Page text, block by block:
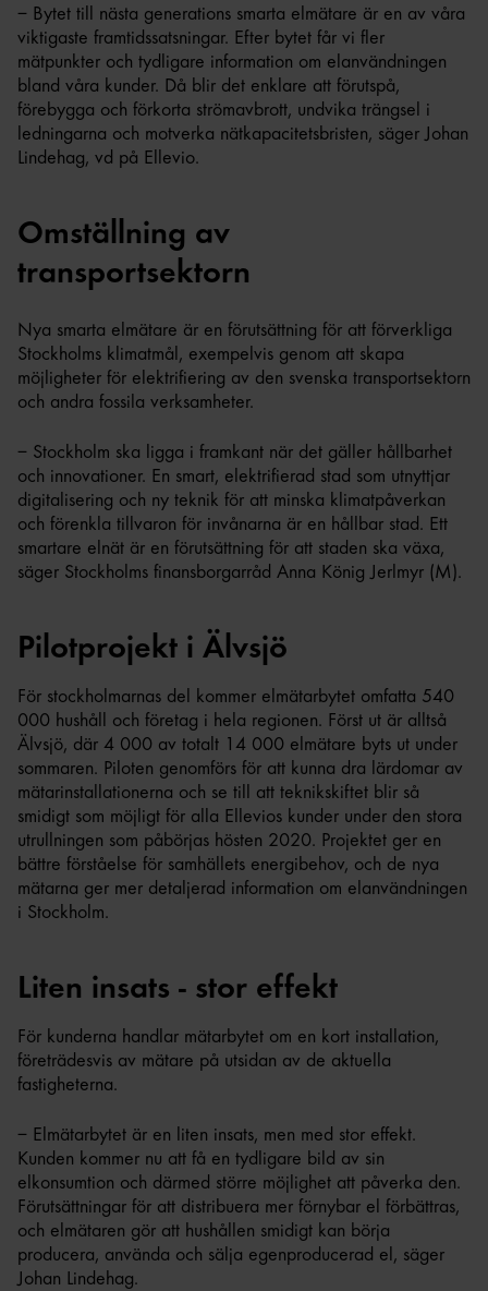
– Bytet till nästa generations smarta elmätare är en av våra
viktigaste framtidssatsningar. Efter bytet får vi fler
mätpunkter och tydligare information om elanvändningen
bland våra kunder. Då blir det enklare att förutspå,
förebygga och förkorta strömavbrott, undvika trängsel i
ledningarna och motverka nätkapacitetsbristen, säger Johan
Lindehag, vd på Ellevio.
Omställning av
transportsektorn
Nya smarta elmätare är en förutsättning för att förverkliga
Stockholms klimatmål, exempelvis genom att skapa
möjligheter för elektrifiering av den svenska transportsektorn
och andra fossila verksamheter.
– Stockholm ska ligga i framkant när det gäller hållbarhet
och innovationer. En smart, elektrifierad stad som utnyttjar
digitalisering och ny teknik för att minska klimatpåverkan
och förenkla tillvaron för invånarna är en hållbar stad. Ett
smartare elnät är en förutsättning för att staden ska växa,
säger Stockholms finansborgarråd Anna König Jerlmyr (M).
Pilotprojekt i Älvsjö
För stockholmarnas del kommer elmätarbytet omfatta 540
000 hushåll och företag i hela regionen. Först ut är alltså
Älvsjö, där 4 000 av totalt 14 000 elmätare byts ut under
sommaren. Piloten genomförs för att kunna dra lärdomar av
mätarinstallationerna och se till att teknikskiftet blir så
smidigt som möjligt för alla Ellevios kunder under den stora
utrullningen som påbörjas hösten 2020. Projektet ger en
bättre förståelse för samhällets energibehov, och de nya
mätarna ger mer detaljerad information om elanvändningen
i Stockholm.
Liten insats - stor effekt
För kunderna handlar mätarbytet om en kort installation,
företrädesvis av mätare på utsidan av de aktuella
fastigheterna.
– Elmätarbytet är en liten insats, men med stor effekt.
Kunden kommer nu att få en tydligare bild av sin
elkonsumtion och därmed större möjlighet att påverka den.
Förutsättningar för att distribuera mer förnybar el förbättras,
och elmätaren gör att hushållen smidigt kan börja
producera, använda och sälja egenproducerad el, säger
Johan Lindehag.